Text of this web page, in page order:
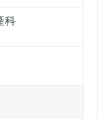
科